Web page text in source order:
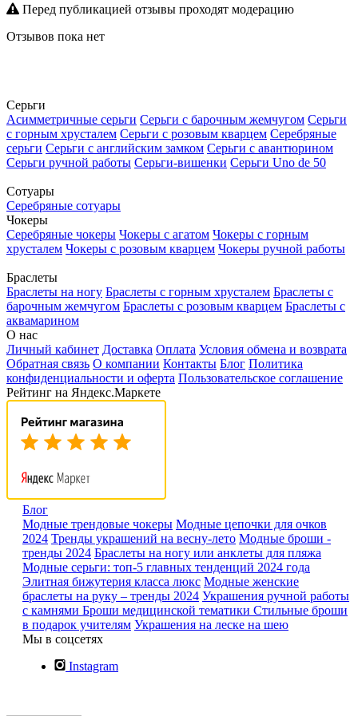
Перед публикацией отзывы проходят модерацию
Отзывов пока нет
Серьги
Асимметричные серьги Серьги с барочным жемчугом Серьги
с горным хрусталем Серьги с розовым кварцем Серебряные
серьги Серьги с английским замком Серьги с авантюрином
Серьги ручной работы Серьги-вишенки Серьги Uno de 50
Сотуары
Серебряные сотуары
Чокеры
Серебряные чокеры Чокеры с агатом Чокеры с горным
хрусталем Чокеры с розовым кварцем Чокеры ручной работы
Браслеты
Браслеты на ногу Браслеты с горным хрусталем Браслеты с
барочным жемчугом Браслеты с розовым кварцем Браслеты с
аквамарином
О нас
Личный кабинет Доставка Оплата Условия обмена и возврата
Обратная связь О компании Контакты Блог Политика
конфиденциальности и оферта Пользовательское соглашение
Рейтинг на Яндекс.Маркете
Блог
Модные трендовые чокеры Модные цепочки для очков
2024 Тренды украшений на весну-лето Модные броши -
тренды 2024 Браслеты на ногу или анклеты для пляжа
Модные серьги: топ-5 главных тенденций 2024 года
Элитная бижутерия класса люкс Модные женские
браслеты на руку – тренды 2024 Украшения ручной работы
с камнями Броши медицинской тематики Стильные броши
в подарок учителям Украшения на леске на шею
Мы в соцсетях
Instagram